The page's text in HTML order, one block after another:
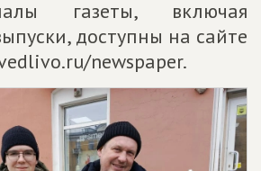
газеты, включая
доступны на сайте
newspaper.